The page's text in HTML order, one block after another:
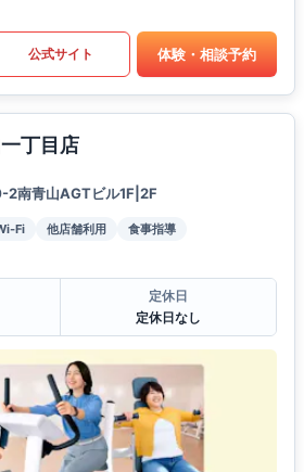
公式サイト 体験・相談予約
丁目店
2南青山AGTビル1F|2F
Fi 他店舗利用
食事指導
定休日
定休日なし